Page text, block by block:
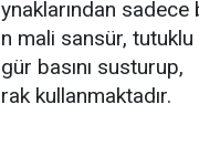
sadece
mali sansür, tutuklu
basını susturup,
kullanmaktadır.